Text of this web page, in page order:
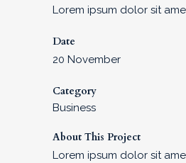
Lorem ipsum dolor sit
Date
20 November
Category
Business
About This Project
Lorem ipsum dolor sit